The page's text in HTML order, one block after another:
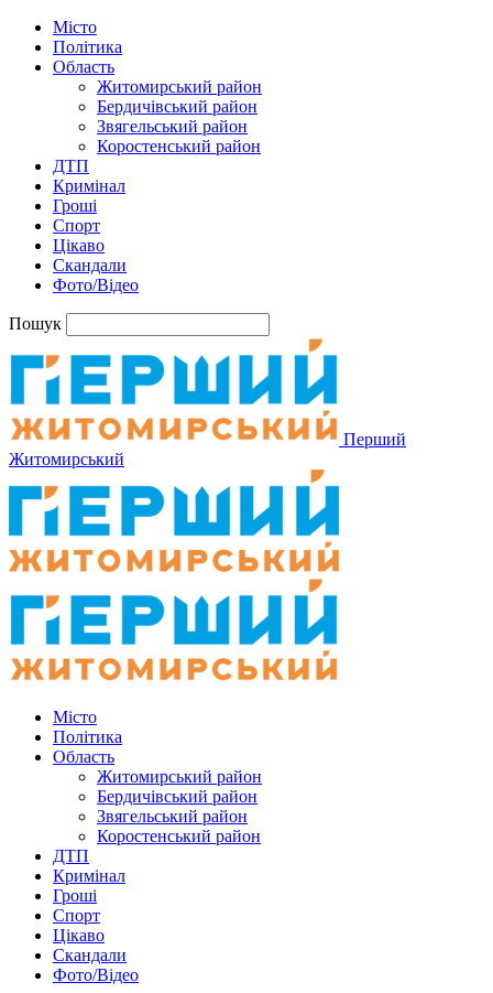
Місто
Політика
Область
Житомирський район
Бердичівський район
Звягельський район
Коростенський район
ДТП
Кримінал
Гроші
Спорт
Цікаво
Скандали
Фото/Відео
Пошук
Перший
Житомирський
Місто
Політика
Область
Житомирський район
Бердичівський район
Звягельський район
Коростенський район
ДТП
Кримінал
Гроші
Спорт
Цікаво
Скандали
Фото/Відео